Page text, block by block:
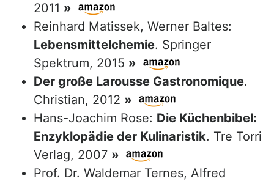
2011 »
Reinhard Matissek, Werner Baltes:
Lebensmittelchemie. Springer
Spektrum, 2015 »
Der große Larousse Gastronomique.
Christian, 2012 »
Hans-Joachim Rose: Die Küchenbibel:
Enzyklopädie der Kulinaristik. Tre Torri
Verlag, 2007 »
Prof. Dr. Waldemar Ternes, Alfred